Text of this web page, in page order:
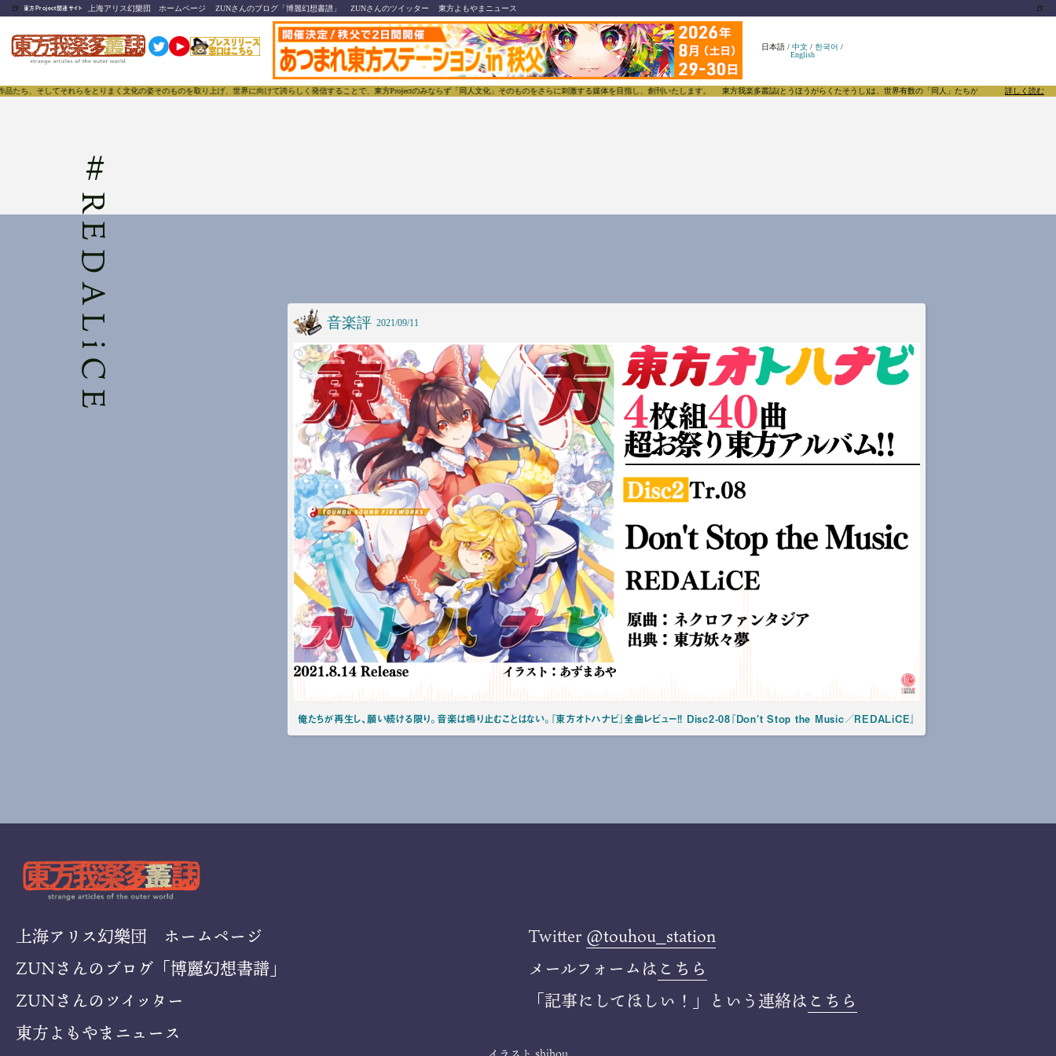
🍺 東方Project関連サイト 上海アリス幻樂団 ホームページ ZUNさんのブログ「博麗幻想書譜」 ZUNさんのツイッター 東方よもやまニュース 🍺
日本語 /中文 /한국어 /
English
そしてそれらをとりまく文化の姿そのものを取り上げ、世界に向けて誇らしく発信することで、東方Projectのみならず「同人文化」そのものをさらに刺激する媒体を目指し、創刊いたします。 東方我楽多叢誌(とうほうがらくたそうし)は、世界有数の「同人」たちがあふれる東方Projectに
詳しく読む
#
REDALiCE 音楽評 2021/09/11
俺たちが再生し、願い続ける限り。音楽は鳴り止むことはない。『東方オトハナビ』全曲レビュー!! Disc2-08『Don’t Stop the Music／REDALiCE』
上海アリス幻樂団 ホームページ
ZUNさんのブログ「博麗幻想書譜」
ZUNさんのツイッター
東方よもやまニュース
Twitter @touhou_station
メールフォームは こちら
「記事にしてほしい！」という連絡は こちら